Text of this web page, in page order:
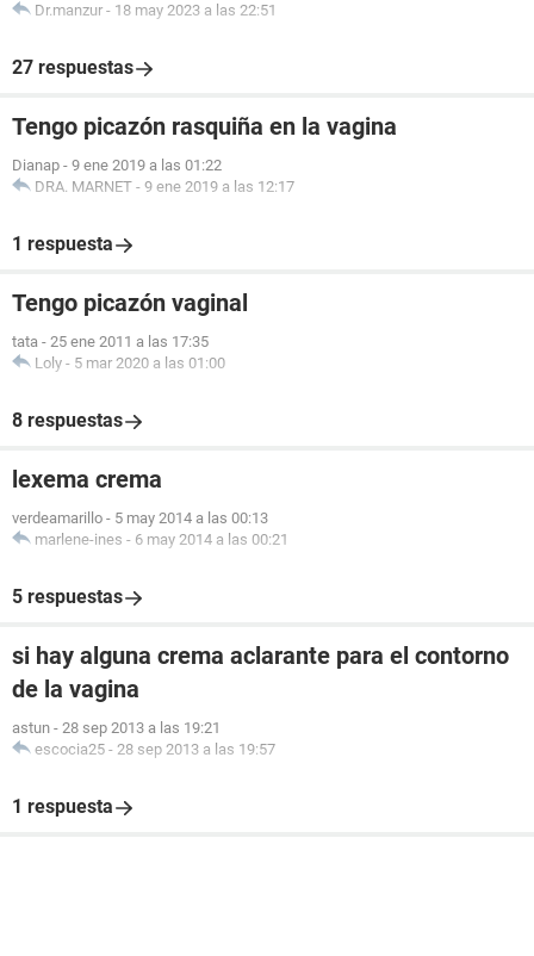
Dr.manzur - 18 may 2023 a las 22:51
27 respuestas
Tengo picazón rasquiña en la vagina
Dianap - 9 ene 2019 a las 01:22
DRA. MARNET - 9 ene 2019 a las 12:17
1 respuesta
Tengo picazón vaginal
tata - 25 ene 2011 a las 17:35
Loly - 5 mar 2020 a las 01:00
8 respuestas
lexema crema
verdeamarillo - 5 may 2014 a las 00:13
marlene-ines - 6 may 2014 a las 00:21
5 respuestas
si hay alguna crema aclarante para el contorno
de la vagina
astun - 28 sep 2013 a las 19:21
escocia25 - 28 sep 2013 a las 19:57
1 respuesta